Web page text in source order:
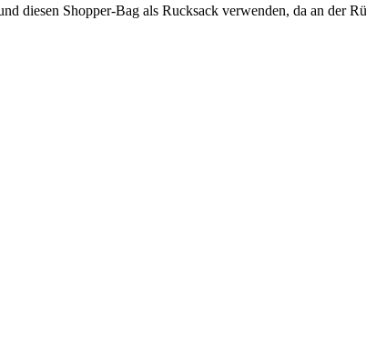
diesen Shopper-Bag als Rucksack verwenden, da an der